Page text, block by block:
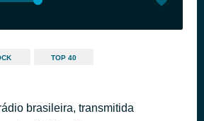
TOP 40
brasileira, transmitida